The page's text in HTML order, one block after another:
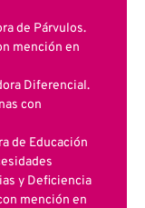
de Párvulos.
mención en
Diferencial.
con
de Educación
y Deficiencia
mención en